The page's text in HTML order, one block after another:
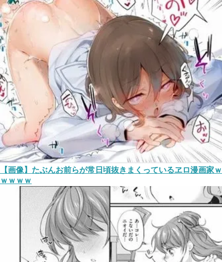
【画像】たぶんお前らが常日頃抜きまくっているヱロ漫画家ｗ
ｗｗｗｗ